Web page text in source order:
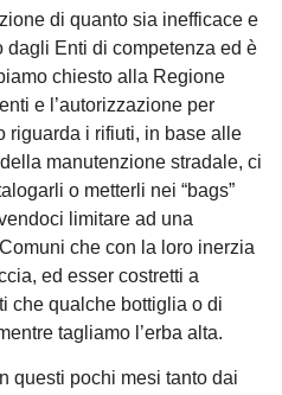
di quanto sia inefficace e
dagli Enti di competenza ed è
chiesto alla Regione
e l’autorizzazione per
riguarda i rifiuti, in base alle
manutenzione stradale, ci
o metterli nei “bags”
limitare ad una
che con la loro inerzia
ed esser costretti a
che qualche bottiglia o di
tagliamo l’erba alta.
questi pochi mesi tanto dai